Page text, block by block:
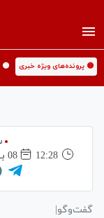
🟡 پرونده‌های ویژه خبری 🟡
12:28
08 بهمن 1403
گفت‌وگو|